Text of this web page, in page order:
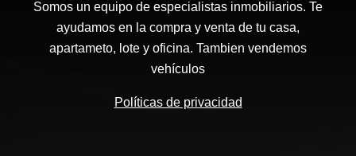
Somos un equipo de especialistas inmobiliarios. Te
ayudamos en la compra y venta de tu casa,
apartameto, lote y oficina. Tambien vendemos
vehículos
Políticas de privacidad